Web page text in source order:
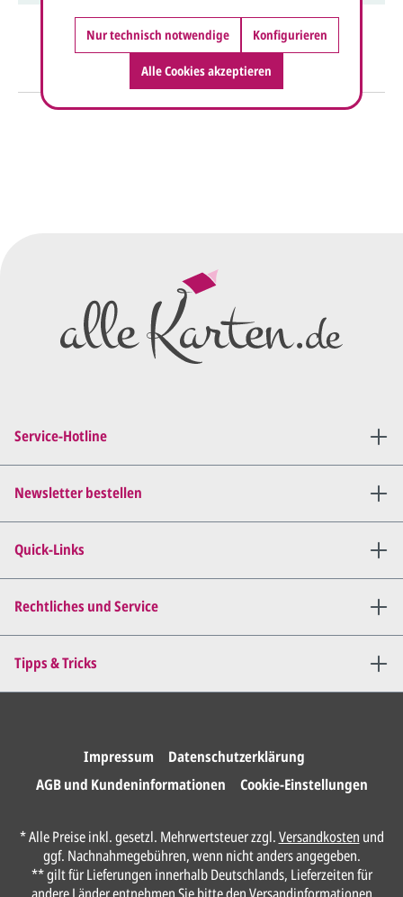
Vorname*
Preisangebot
Anschluss den ersten
Entwurf/Korrekturabzug
Diesen senden wir Ihnen als
PDF per E-Mail.
uns, was Sie amEntwurf
Wir senden Ihnen den
Dies wiederholen wir so lange,
bis
Service-Hotline
Rechtliches und Service
Tipps & Tricks
Quick-Links
Newsletter bestellen
Impressum
Datenschutzerklärung
AGB und Kundeninformationen
Cookie-Einstellungen
* Alle Preise inkl. gesetzl. Mehrwertsteuer zzgl.Versandkosten und
ggf. Nachnahmegebühren, wenn nicht anders angegeben.
** gilt für Lieferungen innerhalb Deutschlands, Lieferzeiten für
Nur technisch notwendige Konfigurieren
Alle Cookies akzeptieren